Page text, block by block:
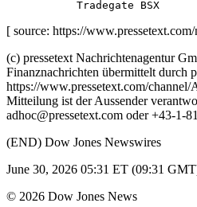
[ source: https://
(c) pressetext Nachrichtenagentur
Finanznachrichten übermittelt durch
https://www.pressetext.com/
Mitteilung ist der Aussender
adhoc@pressetext.com oder +43-1-
(END) Dow Jones Newswires
June 30, 2026 05:31 ET (09:31
© 2026 Dow Jones News